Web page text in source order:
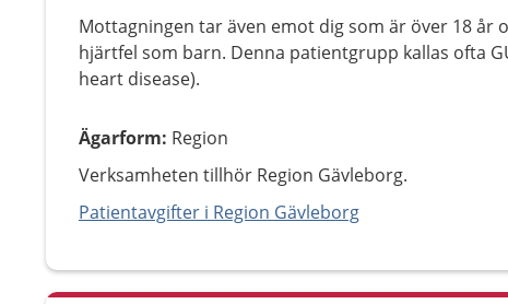
Mottagningen tar även emot dig som är över 18 år
hjärtfel som barn. Denna patientgrupp kallas ofta
heart disease).
Ägarform: Region
Verksamheten tillhör Region Gävleborg.
Patientavgifter i Region Gävleborg